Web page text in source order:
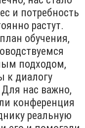
и потребность
растут.
обучения,
подходом,
к диалогу
Для нас важно,
конференция
реальную